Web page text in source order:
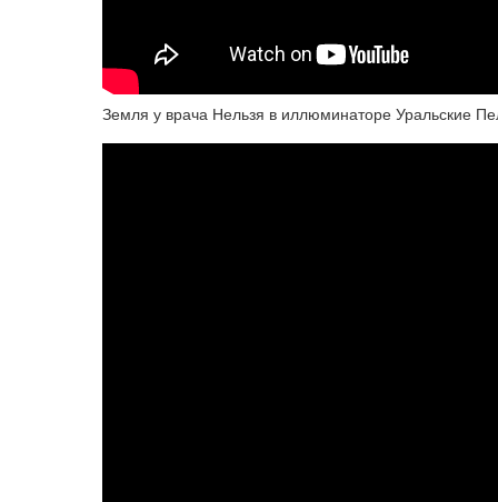
Земля у врача Нельзя в иллюминаторе Уральские